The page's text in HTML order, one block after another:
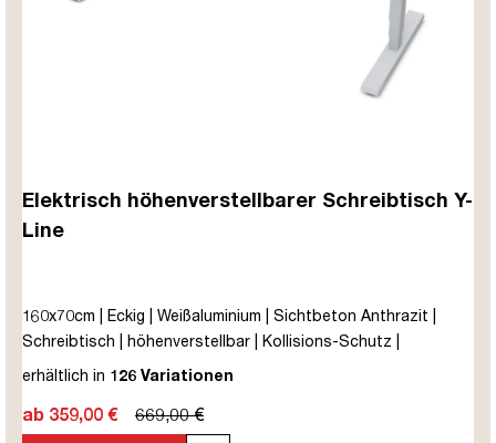
Elektrisch höhenverstellbarer Schreibtisch Y-
Line
160x70cm | Eckig | Weißaluminium | Sichtbeton Anthrazit |
Schreibtisch | höhenverstellbar | Kollisions-Schutz |
Elektrisch höhenverstellbar | Kindersicherung | Metall | Holz |
unmontiert | TÜV© mobiles Arbeiten | bis zu 80 kg | Y-Line |
erhältlich in 126 Variationen
ab 359,00 €
669,00 €